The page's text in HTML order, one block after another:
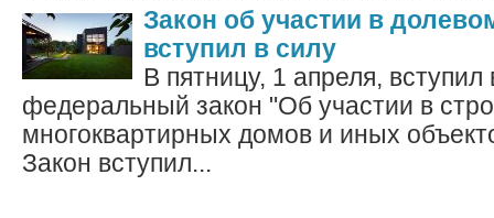
Закон об участии в
вступил в силу
В пятницу, 1 апреля, вступил
федеральный закон "Об участии в
многоквартирных домов и иных
Закон вступил...